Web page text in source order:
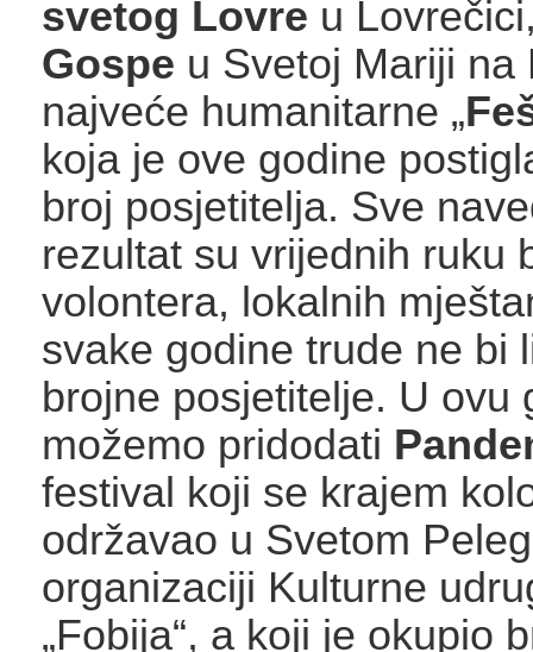
svetog Lovre u
Gospe u Svetoj Mariji na
najveće humanitarne „
koja je ove godine
broj posjetitelja. Sve
rezultat su vrijednih ruku
volontera, lokalnih
svake godine trude ne bi
brojne posjetitelje. U ovu
možemo pridodati
festival koji se krajem
održavao u Svetom
organizaciji Kulturne
„Fobija“, a koji je okupio